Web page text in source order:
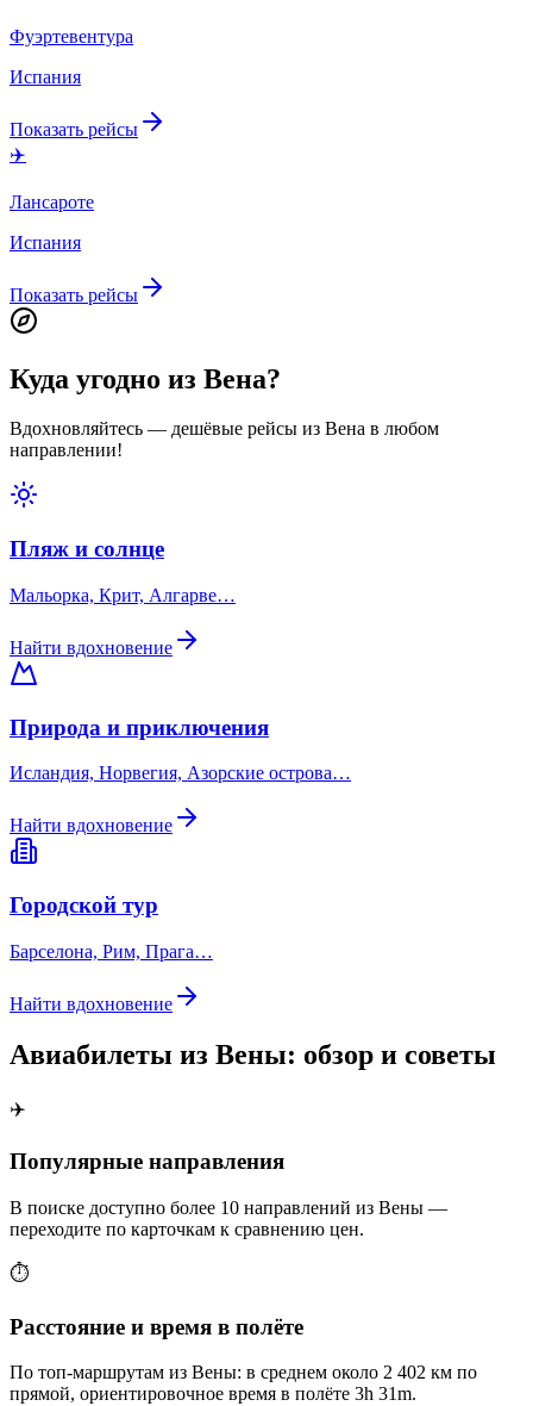
Фуэртевентура
Испания
Показать рейсы
✈️
Лансароте
Испания
Показать рейсы
Куда угодно из Вена?
Вдохновляйтесь — дешёвые рейсы из Вена в любом
направлении!
Пляж и солнце
Мальорка, Крит, Алгарве…
Найти вдохновение
Природа и приключения
Исландия, Норвегия, Азорские острова…
Найти вдохновение
Городской тур
Барселона, Рим, Прага…
Найти вдохновение
Авиабилеты из Вены: обзор и советы
✈️
Популярные направления
В поиске доступно более 10 направлений из Вены —
переходите по карточкам к сравнению цен.
⏱️
Расстояние и время в полёте
По топ-маршрутам из Вены: в среднем около 2 402 км по
прямой, ориентировочное время в полёте 3h 31m.